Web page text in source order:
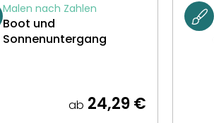
Malen nach Zahlen
Boot und
Sonnenuntergang
ab 24,29 €